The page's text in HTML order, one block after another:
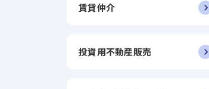
賃貸仲介
投資用不動産販売